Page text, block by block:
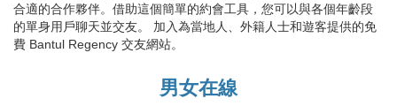
合適的合作夥伴。借助這個簡單的約會工具，您可以與各個年齡段
的單身用戶聊天並交友。 加入為當地人、外籍人士和遊客提供的免
費 Bantul Regency 交友網站。
男女在線